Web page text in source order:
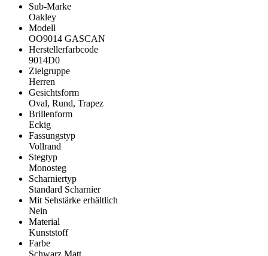
Sub-Marke
Oakley
Modell
OO9014 GASCAN
Herstellerfarbcode
9014D0
Zielgruppe
Herren
Gesichtsform
Oval, Rund, Trapez
Brillenform
Eckig
Fassungstyp
Vollrand
Stegtyp
Monosteg
Scharniertyp
Standard Scharnier
Mit Sehstärke erhältlich
Nein
Material
Kunststoff
Farbe
Schwarz Matt